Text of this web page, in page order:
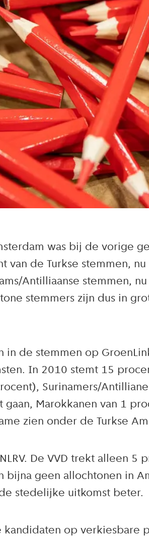
was bij de vorige
van de Turkse stemmen,
Antilliaanse stemmen,
stemmers zijn dus in
in de stemmen op
In 2010 stemt 15
Surinamers/
gaan, Marokkanen van 1
zien onder de Turkse
De VVD trekt alleen
bijna geen allochtonen in
stedelijke uitkomst beter.
op verkiesbare